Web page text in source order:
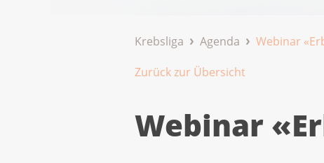
Krebsliga Agenda
Webinar
Zurück zur Übersicht
Webinar